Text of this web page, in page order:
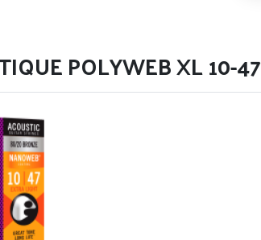
POLYWEB XL 10-47